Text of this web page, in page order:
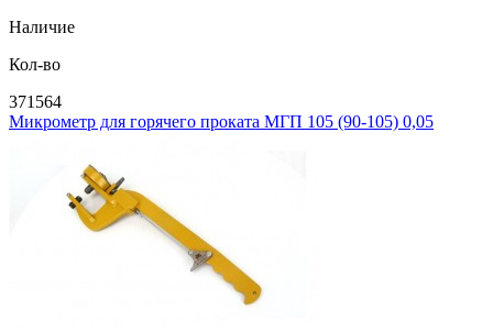
Наличие
Кол-во
371564
Микрометр для горячего проката МГП 105 (90-105) 0,05